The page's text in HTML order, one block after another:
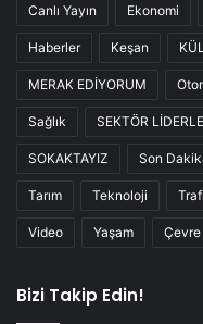
Canlı Yayın Ekonomi
Haberler Keşan
MERAK EDİYORUM
Sağlık SEKTÖR
SOKAKTAYIZ Son
Tarım Teknoloji
Video Yaşam Çevre
Bizi Takip Edin!